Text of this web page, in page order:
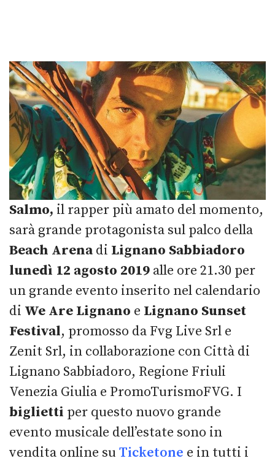
Salmo, il rapper più amato del momento,
sarà grande protagonista sul palco della
Beach Arenadi Lignano Sabbiadoro
lunedì 12 agosto 2019 alle ore 21.30 per
un grande evento inserito nel calendario
di We Are Lignano e Lignano Sunset
Festival, promosso da Fvg Live Srl e
Zenit Srl, in collaborazione con Città di
Lignano Sabbiadoro, Regione Friuli
Venezia Giulia e PromoTurismoFVG. I
biglietti per questo nuovo grande
evento musicale dell’estate sono in
vendita online su Ticketone e in tutti i